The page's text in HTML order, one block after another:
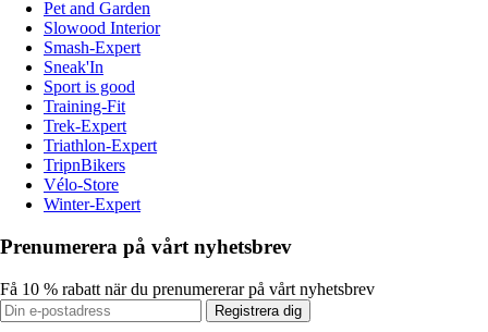
Pet and Garden
Slowood Interior
Smash-Expert
Sneak'In
Sport is good
Training-Fit
Trek-Expert
Triathlon-Expert
TripnBikers
Vélo-Store
Winter-Expert
Prenumerera på vårt nyhetsbrev
Få 10 % rabatt när du prenumererar på vårt nyhetsbrev
Registrera dig